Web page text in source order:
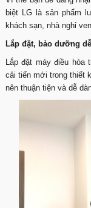
biệt LG là sản phẩm
khách sạn, nhà nghỉ
Lắp đặt, bảo dưỡng
Lắp đặt máy điều hòa
cải tiến mới trong thiết
nên thuận tiện và dễ